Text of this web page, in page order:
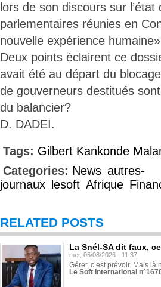
lors de son discours sur
parlementaires réunies en
nouvelle expérience
Deux points éclairent ce
avait été au départ du
de gouverneurs destitués
du balancier?
D. DADEI.
Tags: Gilbert Kankonde
Categories: News autres-
journaux
lesoft Afrique
RELATED POSTS
La Snél-SA dit faux,
mer, 05/08/2026 - 11:37
Gérer, c’est prévoir. Mais
Le Soft International